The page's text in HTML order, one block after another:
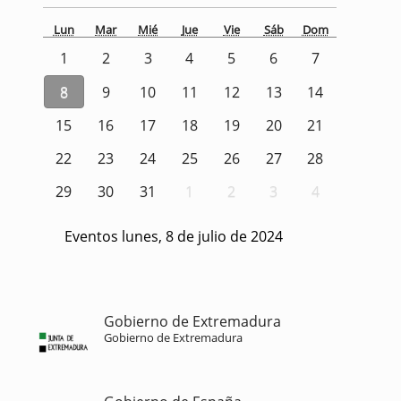
Lun Mar Mié Jue Vie Sáb Dom
1 2 3 4 5 6
7
8
9 10 11 12 13
14
15
16 17 18 19 20
21
22
23 24 25 26 27
28
29
30 31 1 2 3 4
Eventos lunes, 8 de julio de 2024
Gobierno de Extremadura
Gobierno de Extremadura